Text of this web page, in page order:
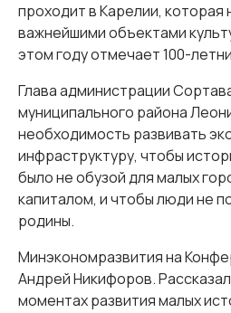
проходит в Карелии, которая
важнейшими объектами
этом году отмечает 100-
Глава администрации
муниципального района
необходимость развивать
инфраструктуру, чтобы
было не обузой для малых
капиталом, и чтобы люди не
родины.
Минэкономразвития на
Андрей Никифоров.
моментах развития малых